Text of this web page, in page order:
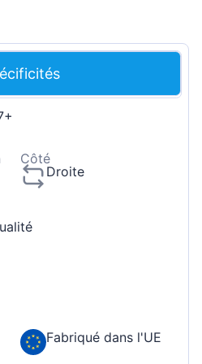
Côté
Droite
Fabriqué dans l'UE